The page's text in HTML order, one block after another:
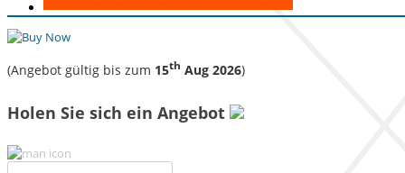
(Angebot gültig bis zum 15th Aug 2026)
Holen Sie sich ein Angebot